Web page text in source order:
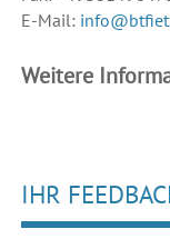
E-Mail:
Weitere
IHR